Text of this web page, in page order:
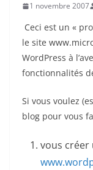
1 novembre 2007
Ceci est un «
le site
WordPress à
fonctionnalités
Si vous voulez
blog pour vous
vous